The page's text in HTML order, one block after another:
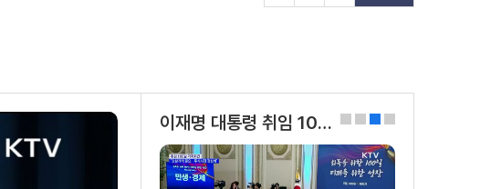
이재명 대통령 취임 100일 기자회견 0
1
2
3